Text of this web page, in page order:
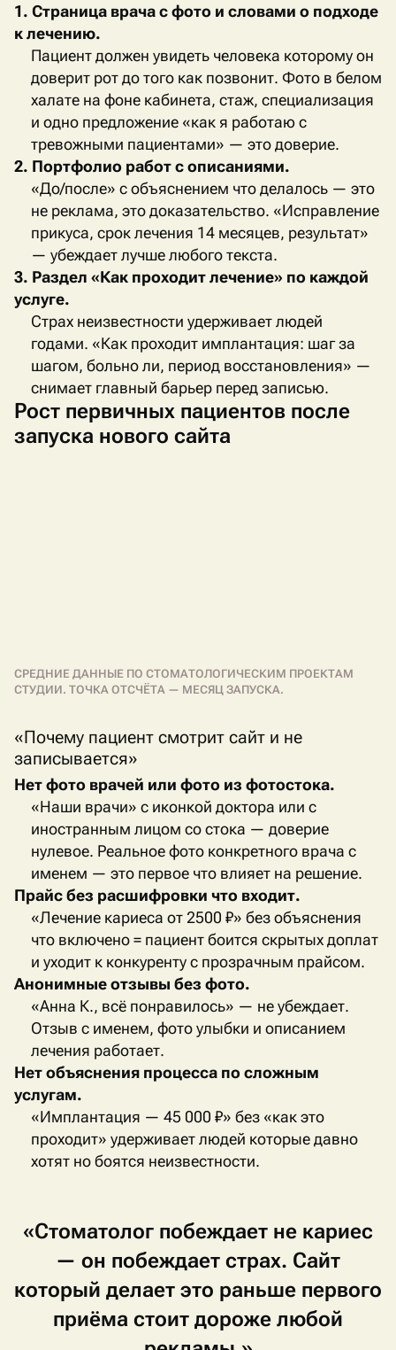
1. Страница врача с фото и словами о подходе
к лечению.
Пациент должен увидеть человека которому он
доверит рот до того как позвонит. Фото в белом
халате на фоне кабинета, стаж, специализация
и одно предложение «как я работаю с
тревожными пациентами» — это доверие.
2. Портфолио работ с описаниями.
«До/после» с объяснением что делалось — это
не реклама, это доказательство. «Исправление
прикуса, срок лечения 14 месяцев, результат»
— убеждает лучше любого текста.
3. Раздел «Как проходит лечение» по каждой
услуге.
Страх неизвестности удерживает людей
годами. «Как проходит имплантация: шаг за
шагом, больно ли, период восстановления» —
снимает главный барьер перед записью.
Рост первичных пациентов после
запуска нового сайта
СРЕДНИЕ ДАННЫЕ ПО СТОМАТОЛОГИЧЕСКИМ ПРОЕКТАМ
СТУДИИ. ТОЧКА ОТСЧЁТА — МЕСЯЦ ЗАПУСКА.
«Почему пациент смотрит сайт и не
записывается»
Нет фото врачей или фото из фотостока.
«Наши врачи» с иконкой доктора или с
иностранным лицом со стока — доверие
нулевое. Реальное фото конкретного врача с
именем — это первое что влияет на решение.
Прайс без расшифровки что входит.
«Лечение кариеса от 2500 ₽» без объяснения
что включено = пациент боится скрытых доплат
и уходит к конкуренту с прозрачным прайсом.
Анонимные отзывы без фото.
«Анна К., всё понравилось» — не убеждает.
Отзыв с именем, фото улыбки и описанием
лечения работает.
Нет объяснения процесса по сложным
услугам.
«Имплантация — 45 000 ₽» без «как это
проходит» удерживает людей которые давно
хотят но боятся неизвестности.
«Стоматолог побеждает не кариес
— он побеждает страх. Сайт
который делает это раньше первого
приёма стоит дороже любой